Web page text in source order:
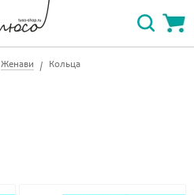
Женави Кольца